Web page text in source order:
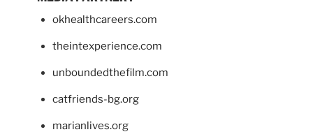
okhealthcareers.com
theintexperience.com
unboundedthefilm.com
catfriends-bg.org
marianlives.org